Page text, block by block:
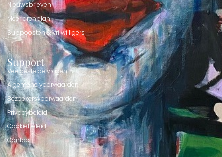
Nieuwsbrieven
Meerjarenplan
Suppoosten & Vrijwilligers
Support
Veelgestelde vragen
Algemene voorwaarden
Bezoekersvoorwaarden
Privacybeleid
Cookiebeleid
Contact